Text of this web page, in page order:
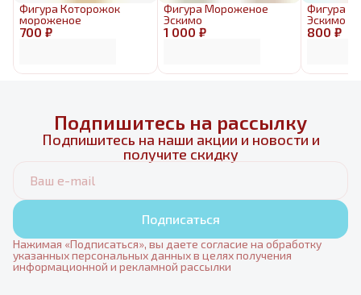
700 ₽
Фигура Которожок
мороженое
1 000 ₽
Фигура Мороженое
Эскимо
800 ₽
Фигура
Эскимо
Подпишитесь на рассылку
Подпишитесь на наши акции и новости и
получите скидку
Подписаться
Нажимая «Подписаться», вы даете согласие на обработку
указанных персональных данных в целях получения
информационной и рекламной рассылки